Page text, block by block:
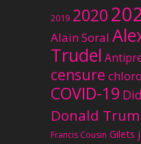
2019 2020
Alain Soral
Trudel
censure
COVID-19
Donald
Francis Cousin Gilets